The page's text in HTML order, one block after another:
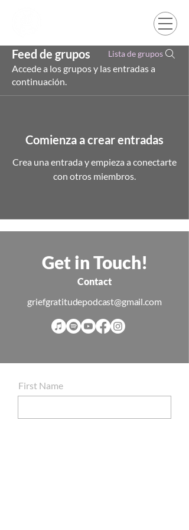
Feed de grupos Lista de grupos
Accede a los grupos y las entradas a
continuación.
Comienza a crear entradas
Crea una entrada y empieza a conectarte
con otros miembros.
Get in Touch!
Contact
griefgratitudepodcast@gmail.com
First Name